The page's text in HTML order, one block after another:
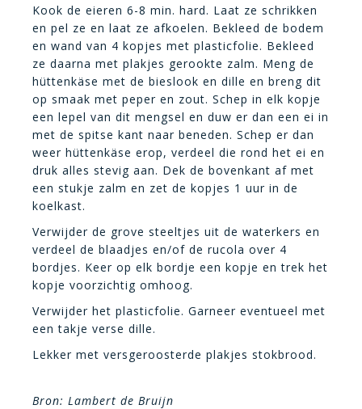
Kook de eieren 6-8 min. hard. Laat ze schrikken
en pel ze en laat ze afkoelen. Bekleed de bodem
en wand van 4 kopjes met plasticfolie. Bekleed
ze daarna met plakjes gerookte zalm. Meng de
hüttenkäse met de bieslook en dille en breng dit
op smaak met peper en zout. Schep in elk kopje
een lepel van dit mengsel en duw er dan een ei in
met de spitse kant naar beneden. Schep er dan
weer hüttenkäse erop, verdeel die rond het ei en
druk alles stevig aan. Dek de bovenkant af met
een stukje zalm en zet de kopjes 1 uur in de
koelkast.
Verwijder de grove steeltjes uit de waterkers en
verdeel de blaadjes en/of de rucola over 4
bordjes. Keer op elk bordje een kopje en trek het
kopje voorzichtig omhoog.
Verwijder het plasticfolie. Garneer eventueel met
een takje verse dille.
Lekker met versgeroosterde plakjes stokbrood.
Bron: Lambert de Bruijn